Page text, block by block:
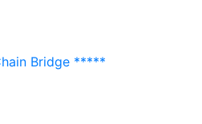
Bridge *****